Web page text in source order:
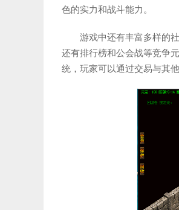
色的实力和战斗能力。
游戏中还有丰富多样的
还有排行榜和公会战等竞争
统，玩家可以通过交易与其